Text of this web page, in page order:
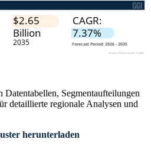
Datentabellen, Segmentaufteilungen
detaillierte regionale Analysen und
herunterladen